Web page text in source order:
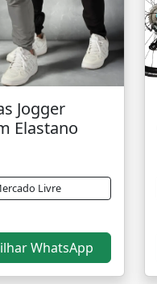
Jogger
Elastano
Livre
WhatsApp